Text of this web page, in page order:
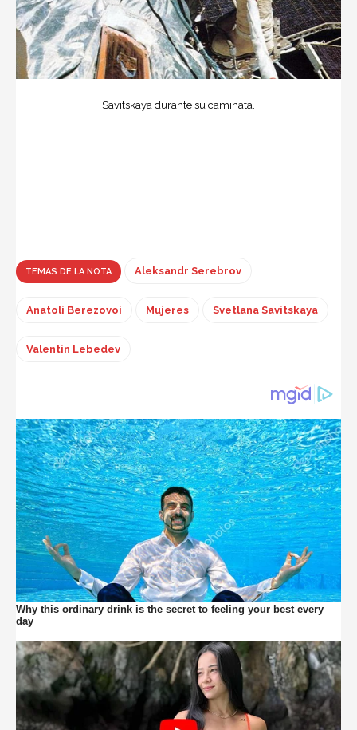
Savitskaya durante su caminata.
TEMAS DE LA NOTA Aleksandr Serebrov
Anatoli Berezovoi Mujeres Svetlana Savitskaya
Valentin Lebedev